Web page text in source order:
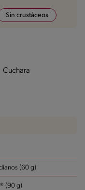
Sin crustáceos
Cuchara
(60 g)
(90 g)